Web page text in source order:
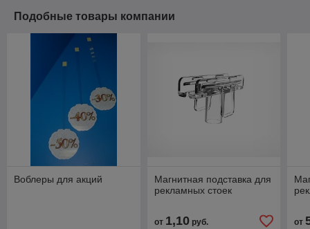
Подобные товары компании
Воблеры для акций
Магнитная подставка для
рекламных стоек
от 1,10руб. от